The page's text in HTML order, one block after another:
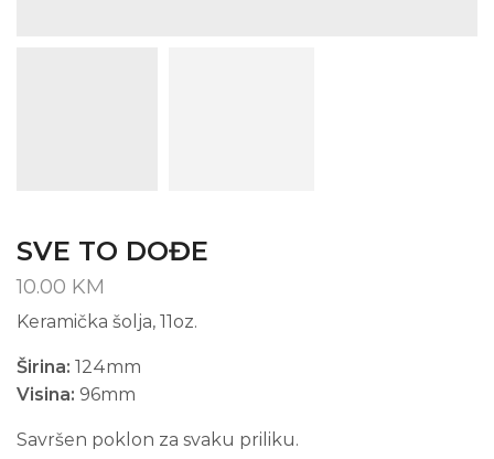
SVE TO DOĐE
10.00 KM
Keramička šolja, 11oz.
Širina: 124mm
Visina: 96mm
Savršen poklon za svaku priliku.